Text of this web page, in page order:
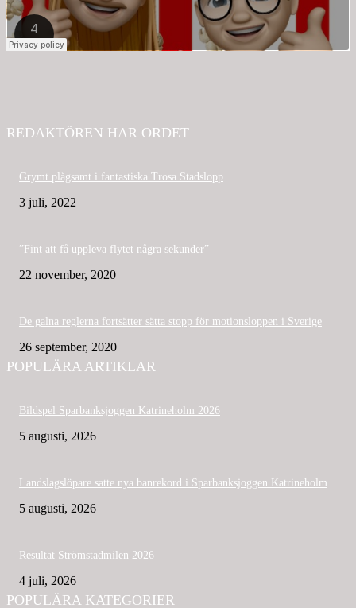
REDAKTÖREN HAR ORDET
Grymt plågsamt i fantastiska Trosa Stadslopp
3 juli, 2022
”Fint att få uppleva flytet några sekunder”
22 november, 2020
De galna reglerna fortsätter sätta stopp för motionsloppen i Sverige
26 september, 2020
POPULÄRA ARTIKLAR
Bildspel Sparbanksjoggen Katrineholm 2026
5 augusti, 2026
Landslagslöpare satte nya banrekord i Sparbanksjoggen Katrineholm
5 augusti, 2026
Resultat Strömstadmilen 2026
4 juli, 2026
POPULÄRA KATEGORIER